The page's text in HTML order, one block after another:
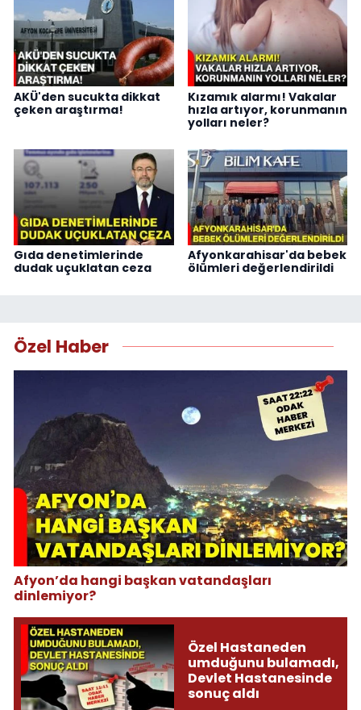
AKÜ'den sucukta dikkat
çeken araştırma!
Kızamık alarmı! Vakalar
hızla artıyor, korunmanın
yolları neler?
Gıda denetimlerinde
dudak uçuklatan ceza
Afyonkarahisar'da bebek
ölümleri değerlendirildi
Özel Haber
Afyon’da hangi başkan vatandaşları
dinlemiyor?
Özel Hastaneden
umduğunu bulamadı,
Devlet Hastanesinde
sonuç aldı